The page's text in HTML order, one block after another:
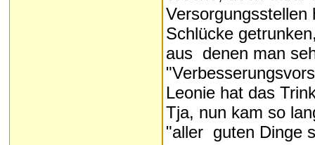
Versorgungsstellen
Schlücke
aus denen man
Leonie hat das
Tja, nun kam so
"aller guten Dinge